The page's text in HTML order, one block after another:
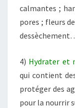
calmantes ;
pores ; fleurs
4) Hydrater et
qui contient
protéger des
pour la nourrir